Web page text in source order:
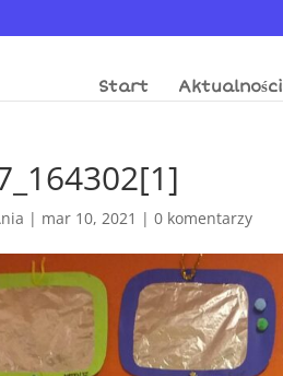
Start Aktualności
| mar 10, 2021 |0 komentarzy